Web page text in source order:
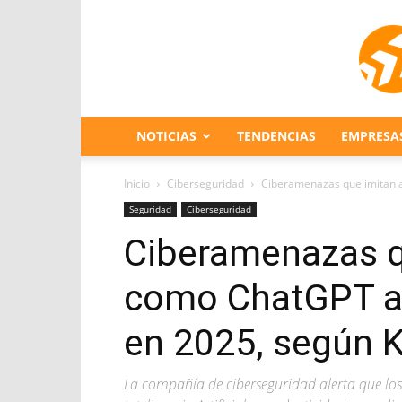
NOTICIAS TENDENCIAS
Inicio Ciberseguridad Ciberamenazas que imitan
Seguridad Ciberseguridad
Ciberamenazas
como ChatGPT
en 2025, según
La compañía de ciberseguridad alerta que